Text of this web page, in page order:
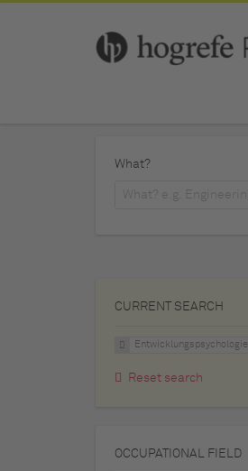
What?
CURRENT SEARCH
Entwicklungspsychologie
Reset search
OCCUPATIONAL FIELD